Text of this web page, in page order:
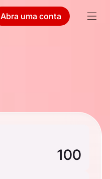
Abra uma conta